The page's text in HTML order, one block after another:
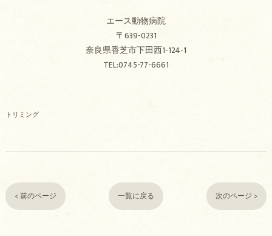
エース動物病院
〒639-0231
奈良県香芝市下田西1-124-1
TEL:0745-77-6661
トリミング
< 前のページ 一覧に戻る 次のページ >